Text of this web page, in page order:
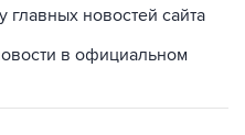
главных новостей сайта
в официальном